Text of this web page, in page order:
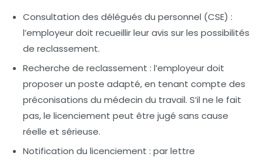
Consultation des délégués du personnel (CSE) :
l’employeur doit recueillir leur avis sur les possibilités
de reclassement.
Recherche de reclassement : l’employeur doit
proposer un poste adapté, en tenant compte des
préconisations du médecin du travail. S’il ne le fait
pas, le licenciement peut être jugé sans cause
réelle et sérieuse.
Notification du licenciement : par lettre